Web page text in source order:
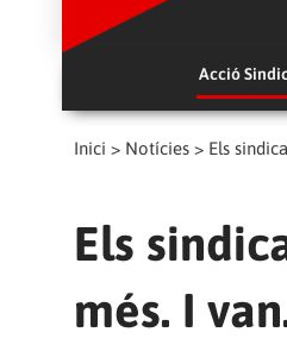
Acció
Inici > Notícies > Els
Els
més. I